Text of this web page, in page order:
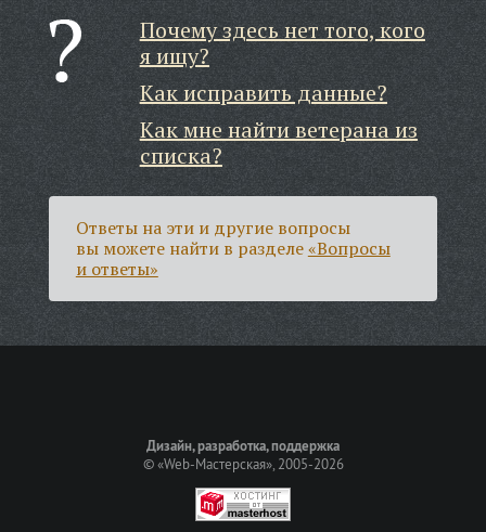
Почему здесь нет того, кого
я ищу?
Как исправить данные?
Как мне найти ветерана из
списка?
Ответы на эти и другие вопросы
вы можете найти в разделе«Вопросы
и ответы»
Дизайн, разработка, поддержка
©«Web-Мастерская», 2005-2026